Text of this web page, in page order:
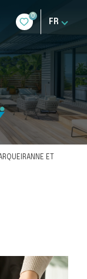
0
FR
ET